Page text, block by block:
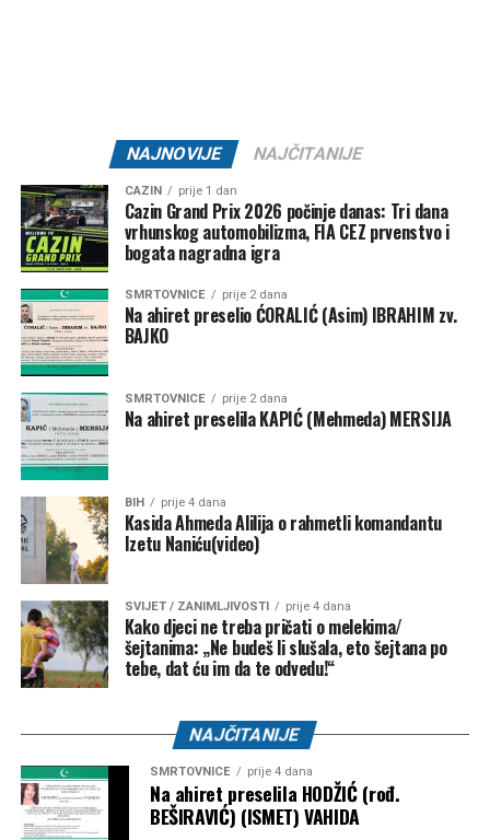
NAJNOVIJE NAJČITANIJE
CAZIN prije 1 dan
Cazin Grand Prix 2026 počinje danas: Tri dana
vrhunskog automobilizma, FIA CEZ prvenstvo i
bogata nagradna igra
SMRTOVNICE prije 2 dana
Na ahiret preselio ĆORALIĆ (Asim) IBRAHIM zv.
BAJKO
SMRTOVNICE prije 2 dana
Na ahiret preselila KAPIĆ (Mehmeda) MERSIJA
BIH prije 4 dana
Kasida Ahmeda Alilija o rahmetli komandantu
Izetu Naniću(video)
SVIJET / ZANIMLJIVOSTI prije 4 dana
Kako djeci ne treba pričati o melekima/
šejtanima: „Ne budeš li slušala, eto šejtana po
tebe, dat ću im da te odvedu!“
NAJČITANIJE
SMRTOVNICE prije 4 dana
Na ahiret preselila HODŽIĆ (rođ.
BEŠIRAVIĆ) (ISMET) VAHIDA